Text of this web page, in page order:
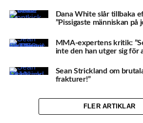
Dana White slår tillbaka
”Pissigaste människan på
MMA-expertens kritik:
inte den han utger sig för
Sean Strickland om
frakturer!”
FLER ARTIKLAR